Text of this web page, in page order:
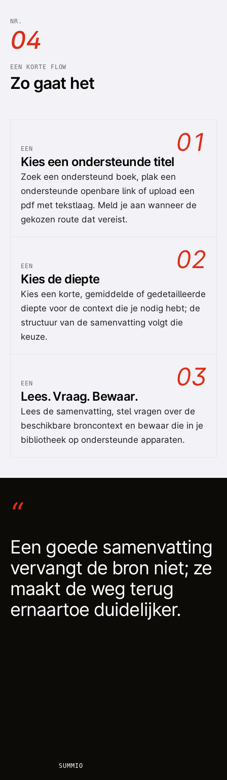
NR.
04
EEN KORTE FLOW
Zo gaat het
EEN 01
Kies een ondersteunde titel
Zoek een ondersteund boek, plak een
ondersteunde openbare link of upload een
pdf met tekstlaag. Meld je aan wanneer de
gekozen route dat vereist.
EEN 02
Kies de diepte
Kies een korte, gemiddelde of gedetailleerde
diepte voor de context die je nodig hebt; de
structuur van de samenvatting volgt die
keuze.
EEN 03
Lees. Vraag. Bewaar.
Lees de samenvatting, stel vragen over de
beschikbare broncontext en bewaar die in je
bibliotheek op ondersteunde apparaten.
“
Een goede samenvatting
vervangt de bron niet; ze
maakt de weg terug
ernaartoe duidelijker.
SUMMIO